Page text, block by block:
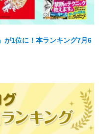
1位に！本ランキング7月6